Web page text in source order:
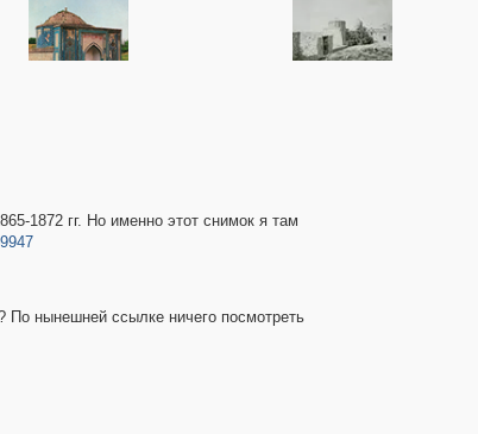
1872 гг. Но именно этот снимок я там
нынешней ссылке ничего посмотреть